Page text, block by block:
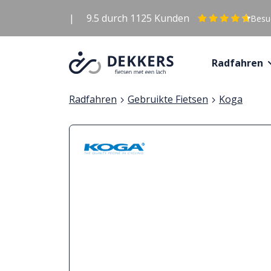
| 9.5 durch 1125 Kunden
Radfahren
Radfahren Gebruikte Fietsen Koga